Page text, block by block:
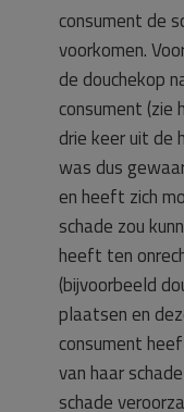
consument de
voorkomen.
de douchekop
consument (zie
drie keer uit de
was dus
en heeft zich
schade zou
heeft ten
(bijvoorbeeld
plaatsen en
consument
van haar
schade